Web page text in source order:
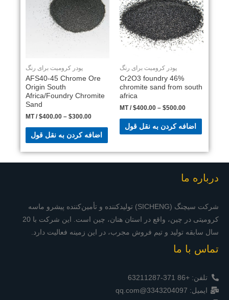
پودر کرومیت برای رنگ
46% Cr2O3 foundry
chromite sand from south
africa
$500.00
–
$400.00
/ MT
اضافه کردن به نقل قول
پودر کرومیت برای رنگ
AFS40-45 Chrome Ore
Origin South
Africa/Foundry Chromite
Sand
$300.00
–
$400.00
/ MT
اضافه کردن به نقل قول
درباره ما
شرکت سیچنگ (SICHENG) تولیدکننده و تأمین‌کننده پیشرو ماسه
کرومیتی در چین، واقع در استان هنان، چین است. این شرکت با 20
سال سابقه تولید و تیم فروش مجرب، در این زمینه فعالیت دارد.
تماس با ما
تلفن: +86 371-63211287
ایمیل: 3343204097@qq.com